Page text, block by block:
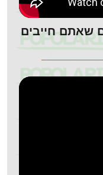
קרוזים שאתם חייבים